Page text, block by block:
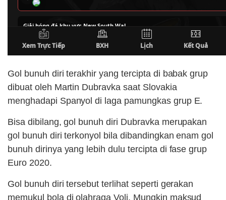
Gol bunuh diri terakhir yang tercipta di babak grup
dibuat oleh Martin Dubravka saat Slovakia
menghadapi Spanyol di laga pamungkas grup E.
Bisa dibilang, gol bunuh diri Dubravka merupakan
gol bunuh diri terkonyol bila dibandingkan enam gol
bunuh dirinya yang lebih dulu tercipta di fase grup
Euro 2020.
Gol bunuh diri tersebut terlihat seperti gerakan
memukul bola di olahraga Voli. Mungkin maksud